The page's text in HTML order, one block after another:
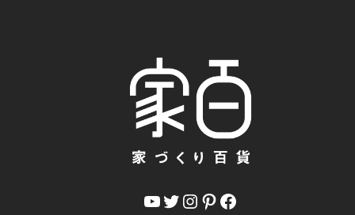
YouTube Twitter InstagramPinterest Facebook